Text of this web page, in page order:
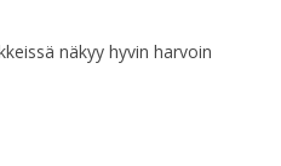
näkyy hyvin harvoin